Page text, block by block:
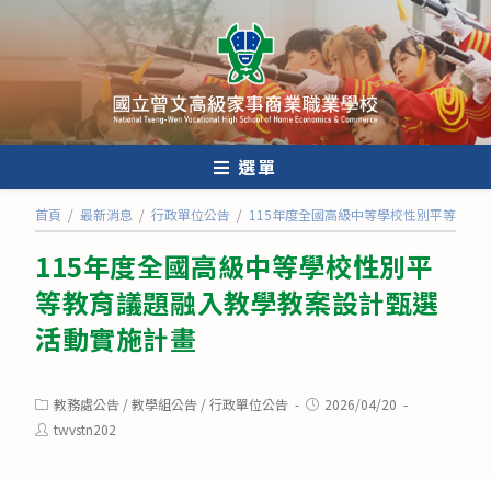
內
選單
首頁 / 最新消息 / 行政單位公告 / 115年度全國高級中等學校性別平等教育
115年度全國高級中等學校性別平
等教育議題融入教學教案設計甄選
活動實施計畫
Post
category:
教務處公告 /教學組公告 /行政單位公告
Post2026/04/20
Posttwvstn202